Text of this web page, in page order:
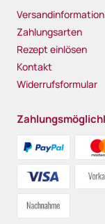
Versandinformation
Zahlungsarten
Rezept einlösen
Kontakt
Widerrufsformular